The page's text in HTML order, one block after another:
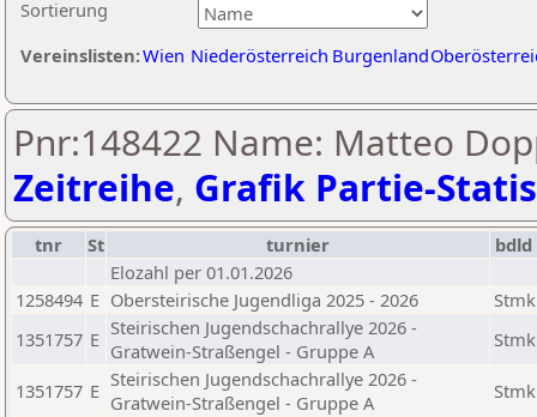
Sortierung
Vereinslisten:Wien Niederösterreich Burgenland
Pnr:148422 Name: Matteo
Zeitreihe, Grafik Partie-
tnr St turnier
bdld
Elozahl per 01.01.2026
1258494 E Obersteirische Jugendliga 2025 - 2026
Stmk
1351757 E Steirischen Jugendschachrallye 2026 -
Gratwein-Straßengel - Gruppe A
Stmk
1351757 E Steirischen Jugendschachrallye 2026 -
Gratwein-Straßengel - Gruppe A
Stmk